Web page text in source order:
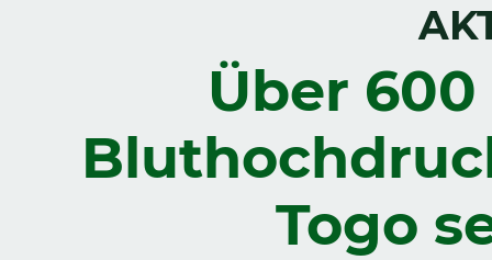
Über
Togo